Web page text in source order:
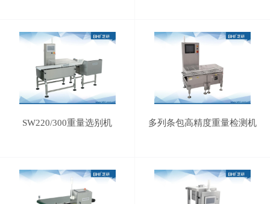
SW220/300重量选别机 多列条包高精度重量检测机